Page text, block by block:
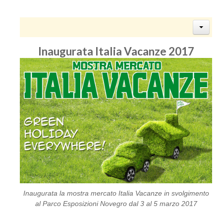
Inaugurata Italia Vacanze 2017
Inaugurata la mostra mercato Italia Vacanze in svolgimento
al Parco Esposizioni Novegro dal 3 al 5 marzo 2017